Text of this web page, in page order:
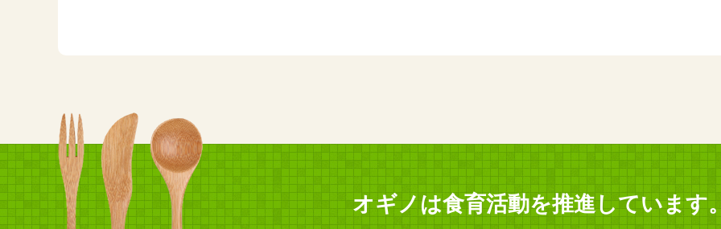
オギノは食育活動を推進しています